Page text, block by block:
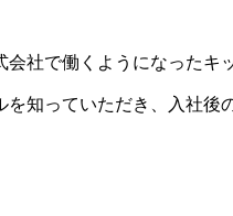
社で働くようになったキ
知っていただき、入社後